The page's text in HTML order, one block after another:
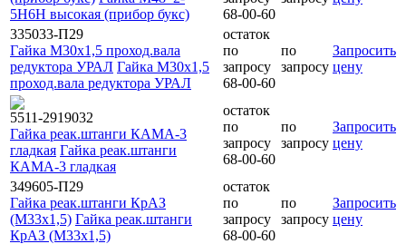
5Н6Н высокая (прибор букс)
68-00-60
335033-П29
Гайка М30х1,5 проход.вала
редуктора УРАЛ Гайка М30х1,5
проход.вала редуктора УРАЛ
остаток
по
запросу
68-00-60
по
запросу
Запросить
цену
5511-2919032
Гайка реак.штанги КАМА-3
гладкая Гайка реак.штанги
КАМА-3 гладкая
остаток
по
запросу
68-00-60
по
запросу
Запросить
цену
349605-П29
Гайка реак.штанги КрАЗ
(М33х1,5) Гайка реак.штанги
КрАЗ (М33х1,5)
остаток
по
запросу
68-00-60
по
запросу
Запросить
цену